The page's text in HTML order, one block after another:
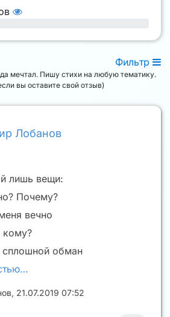
Фильтр
мечтал. Пишу стихи на любую тематику.
вы оставите свой отзыв)
Лобанов
лишь вещи:
Почему?
вечно
кому?
обман
, 21.07.2019 07:52